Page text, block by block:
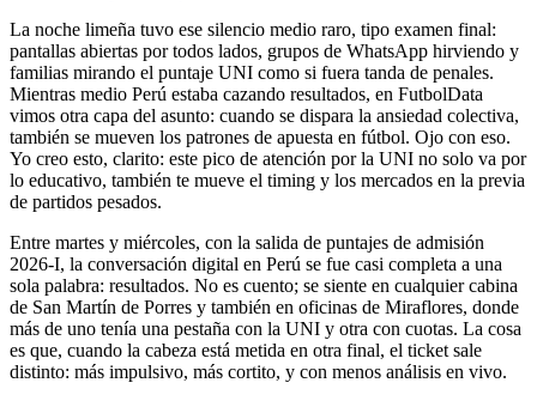
La noche limeña tuvo ese silencio medio raro, tipo examen final:
pantallas abiertas por todos lados, grupos de WhatsApp hirviendo y
familias mirando el puntaje UNI como si fuera tanda de penales.
Mientras medio Perú estaba cazando resultados, en FutbolData
vimos otra capa del asunto: cuando se dispara la ansiedad colectiva,
también se mueven los patrones de apuesta en fútbol. Ojo con eso.
Yo creo esto, clarito: este pico de atención por la UNI no solo va por
lo educativo, también te mueve el timing y los mercados en la previa
de partidos pesados.
Entre martes y miércoles, con la salida de puntajes de admisión
2026-I, la conversación digital en Perú se fue casi completa a una
sola palabra: resultados. No es cuento; se siente en cualquier cabina
de San Martín de Porres y también en oficinas de Miraflores, donde
más de uno tenía una pestaña con la UNI y otra con cuotas. La cosa
es que, cuando la cabeza está metida en otra final, el ticket sale
distinto: más impulsivo, más cortito, y con menos análisis en vivo.